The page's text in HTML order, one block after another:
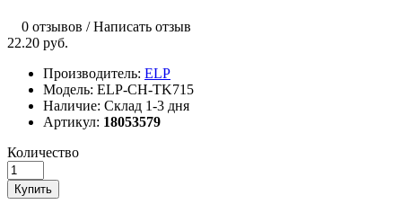
0 отзывов /Написать отзыв
22.20 руб.
Производитель: ELP
Модель: ELP-CH-TK715
Наличие: Склад 1-3 дня
Артикул: 18053579
Количество
Купить